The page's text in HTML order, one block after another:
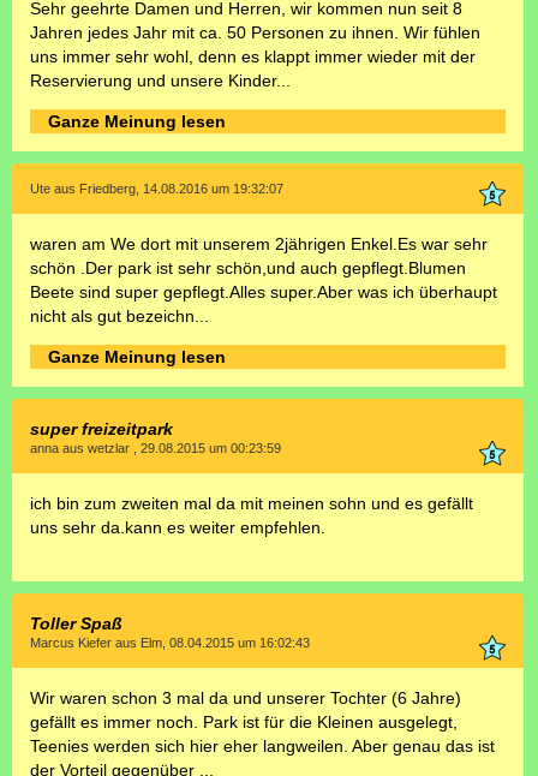
Sehr geehrte Damen und Herren, wir kommen nun seit 8
Jahren jedes Jahr mit ca. 50 Personen zu ihnen. Wir fühlen
uns immer sehr wohl, denn es klappt immer wieder mit der
Reservierung und unsere Kinder...
Ganze Meinung lesen
Ute aus Friedberg, 14.08.2016 um 19:32:07
waren am We dort mit unserem 2jährigen Enkel.Es war sehr
schön .Der park ist sehr schön,und auch gepflegt.Blumen
Beete sind super gepflegt.Alles super.Aber was ich überhaupt
nicht als gut bezeichn...
Ganze Meinung lesen
super freizeitpark
anna aus wetzlar , 29.08.2015 um 00:23:59
ich bin zum zweiten mal da mit meinen sohn und es gefällt
uns sehr da.kann es weiter empfehlen.
Toller Spaß
Marcus Kiefer aus Elm, 08.04.2015 um 16:02:43
Wir waren schon 3 mal da und unserer Tochter (6 Jahre)
gefällt es immer noch. Park ist für die Kleinen ausgelegt,
Teenies werden sich hier eher langweilen. Aber genau das ist
der Vorteil gegenüber ...